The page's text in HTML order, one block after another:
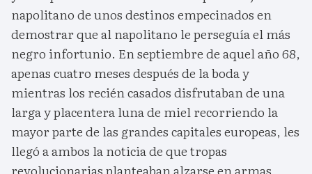
napolitano de unos destinos empecinados en
demostrar que al napolitano le perseguía el más
negro infortunio. En septiembre de aquel año 68,
apenas cuatro meses después de la boda y
mientras los recién casados disfrutaban de una
larga y placentera luna de miel recorriendo la
mayor parte de las grandes capitales europeas, les
llegó a ambos la noticia de que tropas